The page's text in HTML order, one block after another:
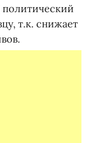
т.к. снижает